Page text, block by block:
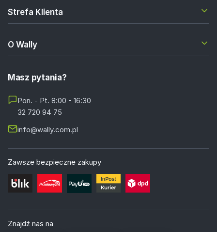
Strefa Klienta
O Wally
Masz pytania?
Pon. - Pt. 8:00 - 16:30
32 720 94 75
info@wally.com.pl
Zawsze bezpieczne zakupy
Znajdź nas na